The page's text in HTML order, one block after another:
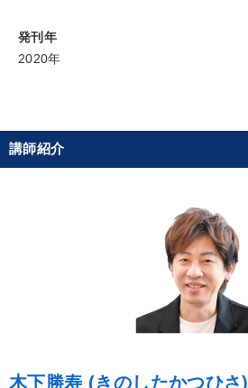
発刊年
2020年
講師紹介
木下勝寿 (きのしたかつひさ)